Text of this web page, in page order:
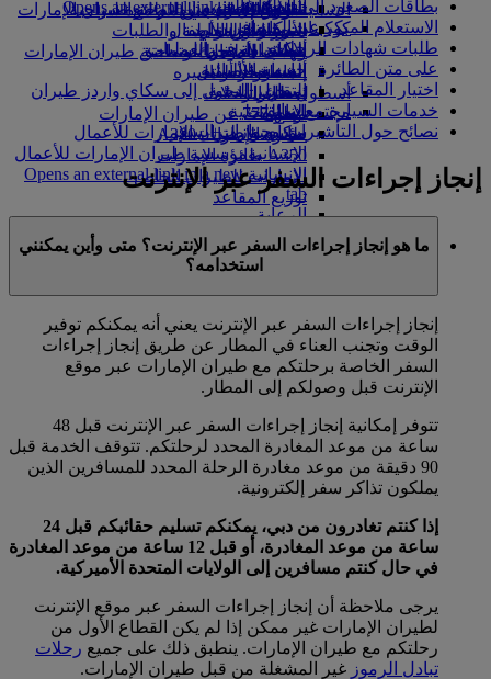
الشركاء الجويون
تناول الطعام في الدرجة السياحية
الممتازة
وجبات الدرجة السياحية
المشروبات
أسطول طائراتنا
بوينج 777
طائرة الإمارات A380
A350 طائرة الإمارات
الإمارات للطيران الخاص
توزيع المقاعد
السوق الحرة
متجرنا الرسمي
التسلية للأطفال
الترفيه عن الأطفال
ألعاب الأطفال
أنشطة للأطفال
in a new tab
كوكبنا
الاستدامة في العمليات
السياسة البيئية
التقارير البيئية
مجتمعاتنا المحلية
مؤسسة طيران الإمارات للأعمال
الإنسانيةمؤسسة طيران الإمارات للأعمال
الإنسانية Opens an external link in a new
tab
الرعاية
Opens an external link in a new tab
شركاؤنا
سكاي واردز رايل
حاسبة الأميال
تسجيل الدخول إلى سكاي واردز طيران
الإمارات
سكاي واردز+
السفر لأصحاب الهمم مع طيران الإمارات
المساعدة الخاصة والطلبات
تجربتكم على متن الطائرة
الأدوات والموارد
الهاتف المتحرك وتطبيق طيران الإمارات
إلغاء حجز أو تغييره
تعطل الرحلات
معلومات عن طيران الإمارات
بطاقات الصعود إلى الطائرة
الاستعلام المبكر عن المسافرين
طلبات شهادات الرحلات
على متن الطائرة
اختيار المقاعد
خدمات السيارة مع سائق
نصائح حول التأشيرات وجوازات السفر
إنجاز إجراءات السفر عبر الإنترنت
ما هو إنجاز إجراءات السفر عبر الإنترنت؟ متى وأين يمكنني
استخدامه؟
إنجاز إجراءات السفر عبر الإنترنت يعني أنه يمكنكم توفير
الوقت وتجنب العناء في المطار عن طريق إنجاز إجراءات
السفر الخاصة برحلتكم مع طيران الإمارات عبر موقع
الإنترنت قبل وصولكم إلى المطار.
تتوفر إمكانية إنجاز إجراءات السفر عبر الإنترنت قبل 48
ساعة من موعد المغادرة المحدد لرحلتكم. تتوقف الخدمة قبل
90 دقيقة من موعد مغادرة الرحلة المحدد للمسافرين الذين
يملكون تذاكر سفر إلكترونية.
إذا كنتم تغادرون من دبي، يمكنكم تسليم حقائبكم قبل 24
ساعة من موعد المغادرة، أو قبل 12 ساعة من موعد المغادرة
في حال كنتم مسافرين إلى الولايات المتحدة الأميركية.
يرجى ملاحظة أن إنجاز إجراءات السفر عبر موقع الإنترنت
لطيران الإمارات غير ممكن إذا لم يكن القطاع الأول من
رحلتكم مع طيران الإمارات. ينطبق ذلك على جميع رحلات
تبادل الرموز غير المشغلة من قبل طيران الإمارات.